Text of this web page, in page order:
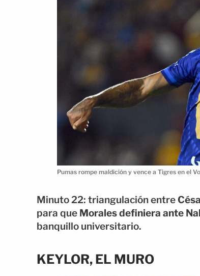
Pumas rompe maldición y vence a Tigres en el
Minuto 22: triangulación entre
para que Morales definiera ante
banquillo universitario.
KEYLOR, EL MURO